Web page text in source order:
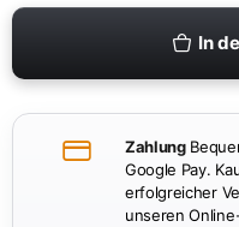
In
Zahlung
Google Pay.
erfolgreicher
unseren